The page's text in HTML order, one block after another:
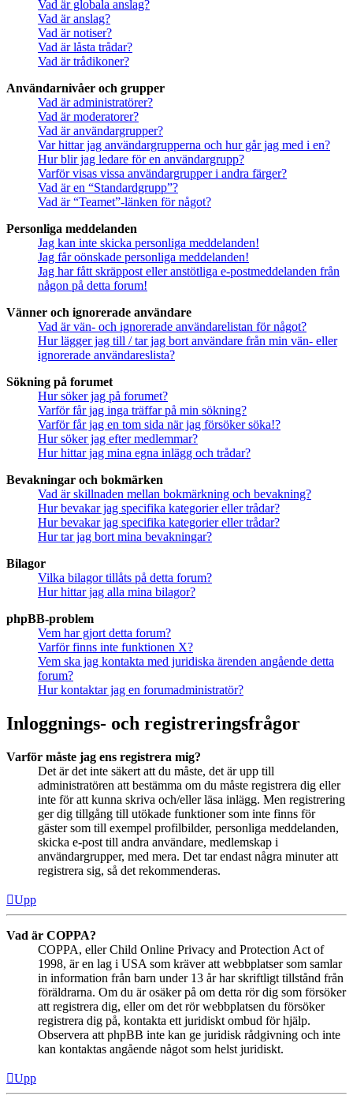
Vad är globala anslag?
Vad är anslag?
Vad är notiser?
Vad är låsta trådar?
Vad är trådikoner?
Användarnivåer och grupper
Vad är administratörer?
Vad är moderatorer?
Vad är användargrupper?
Var hittar jag användargrupperna och hur går jag med i en?
Hur blir jag ledare för en användargrupp?
Varför visas vissa användargrupper i andra färger?
Vad är en “Standardgrupp”?
Vad är “Teamet”-länken för något?
Personliga meddelanden
Jag kan inte skicka personliga meddelanden!
Jag får oönskade personliga meddelanden!
Jag har fått skräppost eller anstötliga e-postmeddelanden från
någon på detta forum!
Vänner och ignorerade användare
Vad är vän- och ignorerade användarelistan för något?
Hur lägger jag till / tar jag bort användare från min vän- eller
ignorerade användareslista?
Sökning på forumet
Hur söker jag på forumet?
Varför får jag inga träffar på min sökning?
Varför får jag en tom sida när jag försöker söka!?
Hur söker jag efter medlemmar?
Hur hittar jag mina egna inlägg och trådar?
Bevakningar och bokmärken
Vad är skillnaden mellan bokmärkning och bevakning?
Hur bevakar jag specifika kategorier eller trådar?
Hur bevakar jag specifika kategorier eller trådar?
Hur tar jag bort mina bevakningar?
Bilagor
Vilka bilagor tillåts på detta forum?
Hur hittar jag alla mina bilagor?
phpBB-problem
Vem har gjort detta forum?
Varför finns inte funktionen X?
Vem ska jag kontakta med juridiska ärenden angående detta
forum?
Hur kontaktar jag en forumadministratör?
Inloggnings- och registreringsfrågor
Varför måste jag ens registrera mig?
Det är det inte säkert att du måste, det är upp till
administratören att bestämma om du måste registrera dig eller
inte för att kunna skriva och/eller läsa inlägg. Men registrering
ger dig tillgång till utökade funktioner som inte finns för
gäster som till exempel profilbilder, personliga meddelanden,
skicka e-post till andra användare, medlemskap i
användargrupper, med mera. Det tar endast några minuter att
registrera sig, så det rekommenderas.
Upp
Vad är COPPA?
COPPA, eller Child Online Privacy and Protection Act of
1998, är en lag i USA som kräver att webbplatser som samlar
in information från barn under 13 år har skriftligt tillstånd från
föräldrarna. Om du är osäker på om detta rör dig som försöker
att registrera dig, eller om det rör webbplatsen du försöker
registrera dig på, kontakta ett juridiskt ombud för hjälp.
Observera att phpBB inte kan ge juridisk rådgivning och inte
kan kontaktas angående något som helst juridiskt.
Upp